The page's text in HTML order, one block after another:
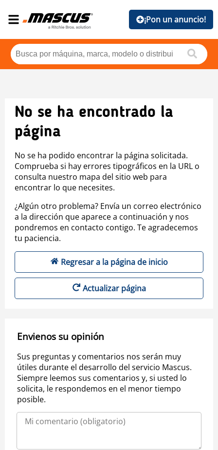
¡Pon un anuncio!
No se ha encontrado la
página
No se ha podido encontrar la página solicitada.
Comprueba si hay errores tipográficos en la URL o
consulta nuestro mapa del sitio web para
encontrar lo que necesites.
¿Algún otro problema? Envía un correo electrónico
a la dirección que aparece a continuación y nos
pondremos en contacto contigo. Te agradecemos
tu paciencia.
Regresar a la página de inicio
Actualizar página
Envienos su opinión
Sus preguntas y comentarios nos serán muy
útiles durante el desarrollo del servicio Mascus.
Siempre leemos sus comentarios y, si usted lo
solicita, le respondemos en el menor tiempo
posible.